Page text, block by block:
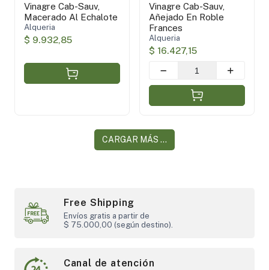
Vinagre Cab-Sauv,
Macerado Al Echalote
Alqueria
$ 9.932,85
Vinagre Cab-Sauv,
Añejado En Roble
Frances
Alqueria
$ 16.427,15
CARGAR MÁS ...
Free Shipping
Envíos gratis a partir de
$ 75.000,00 (según destino).
Canal de atención